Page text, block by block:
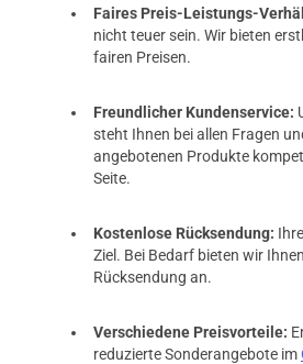
Faires Preis-Leistungs-
nicht teuer sein. Wir bieten
fairen Preisen.
Freundlicher Kundenservice:
steht Ihnen bei allen Fragen
angebotenen Produkte
Seite.
Kostenlose Rücksendung:
Ziel. Bei Bedarf bieten wir
Rücksendung an.
Verschiedene Preisvorteile:
reduzierte Sonderangebote im